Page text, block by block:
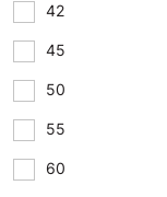
42
45
50
55
60